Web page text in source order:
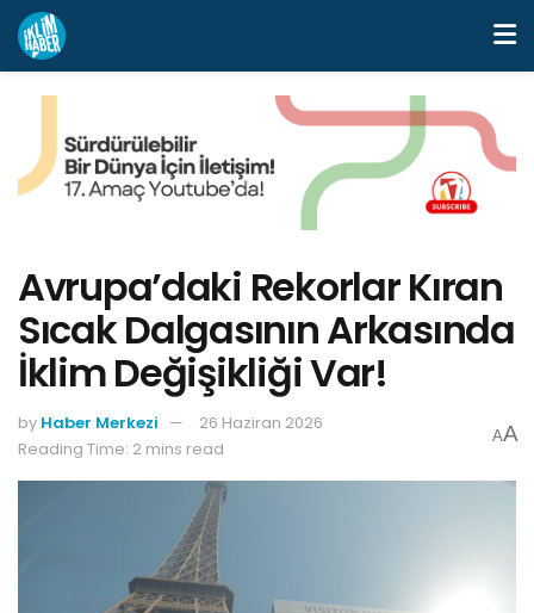
Avrupa’daki Rekorlar Kıran
Sıcak Dalgasının Arkasında
İklim Değişikliği Var!
by Haber Merkezi
26 Haziran 2026
Reading Time: 2 mins read
AA